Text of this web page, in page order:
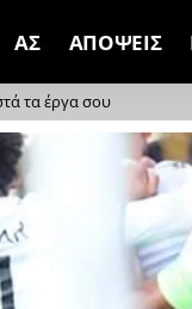
ΑΣ ΑΠΟΨΕΙΣ
τα έργα σου